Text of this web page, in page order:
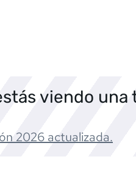
viendo una
2026 actualizada.